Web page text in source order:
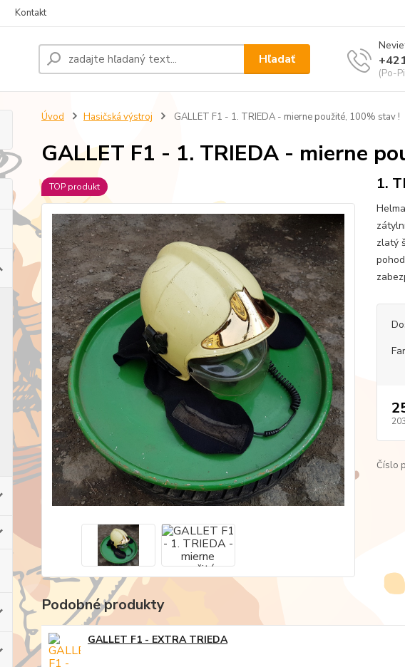
Kontakt
Hľadať
(Po-
Úvod Hasičská výstroj GALLET F1 - 1. TRIEDA - mierne použité, 100% stav !
GALLET F1 - 1. TRIEDA - mierne
TOP produkt 1.
zlatý
Číslo
Podobné produkty
GALLET F1 - EXTRA TRIEDA